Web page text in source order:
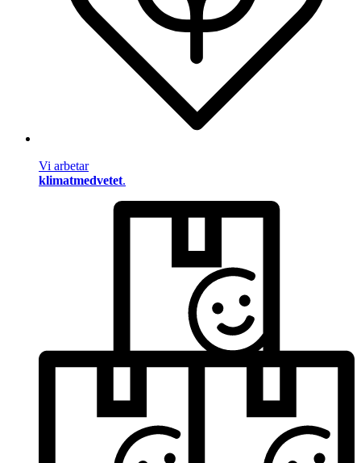
Vi arbetar
klimatmedvetet.